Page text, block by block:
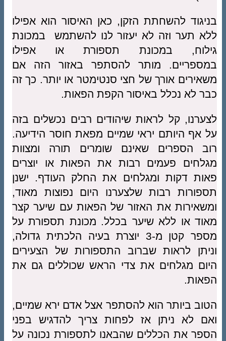
בניגוד להשחתת הזקן, כאן האיסור הוא אפילו
ללא תער וזה לא יעזור לנו להשתמש במכונת
גילוח, במכונת תספורת או אפילו
במספריים. מותר להסתפר באזור הזה אם
משאירים אורך של חצי סנטימטר או יותר. כך זה
כבר לא נכלל באיסור הקפת הפאות.
לצערנו, קל לראות שיהודים רבים נכשלים בזה
על אף היותם יראי שמיים מפאת חוסר הידיעה.
רוב הספרים שאינם שומרים תורה ומצוות
מגלחים פעמים רבות את הפאות או יוצרים
פאות דקות ומגלחים את החלק העודף. ישנן
תספורות רבות שלצערנו היום נפוצות מאוד,
ומשאירות את האזור של הפאות עם שיער קצר
מאוד או ללא שיער בכלל. מכונת תספורת על
מספר קטן מ-3 יוצרת בעיה הלכתית גדולה,
וניתן לראות שברוב התספורות של הצעירים
היום מגלחים את צדי הראש שכוללים גם את
הפאות.
הטוב ביותר הוא להסתפר אצל אדם ירא שמיים,
ואם לא ניתן אז לפחות צריך להדגיש בפני
הספר את הכללים שהבאנו לתספורת נכונה על